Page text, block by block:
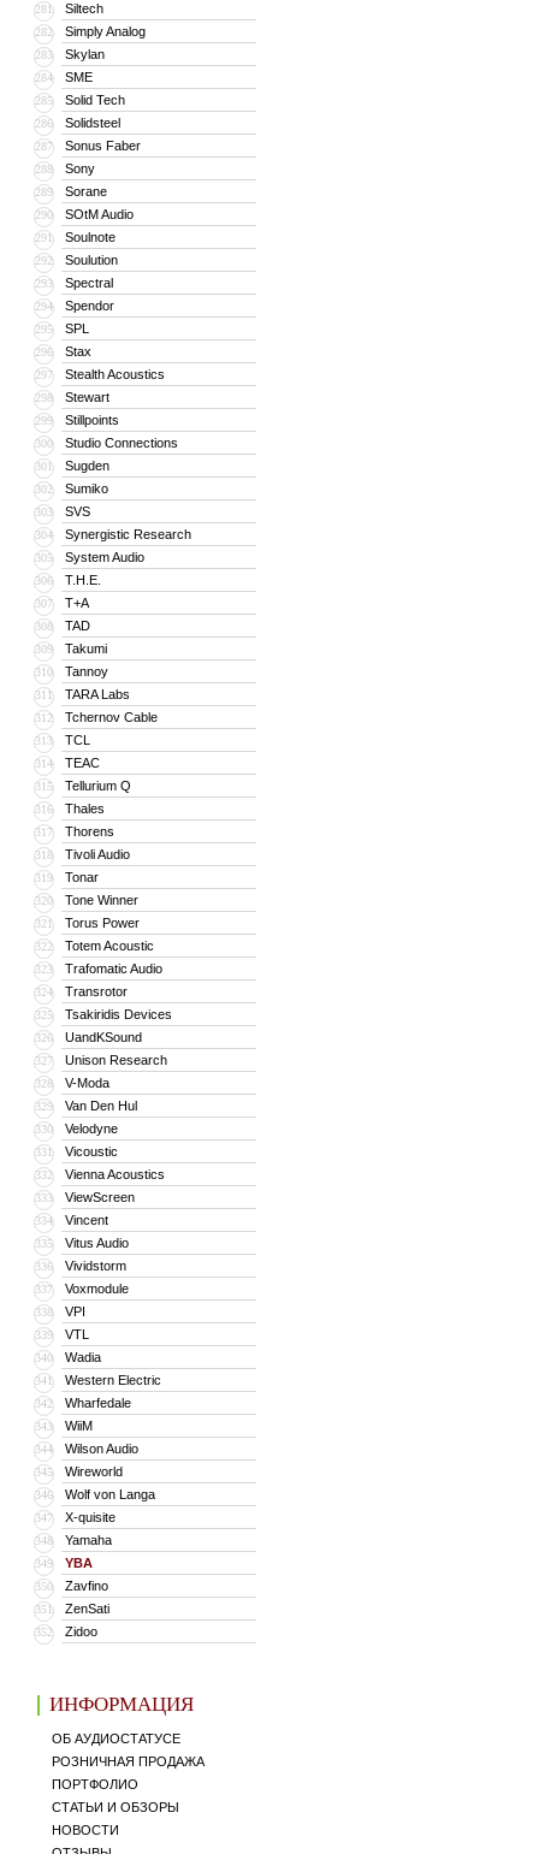
281 Siltech
282 Simply Analog
283 Skylan
284 SME
285 Solid Tech
286 Solidsteel
287 Sonus Faber
288 Sony
289 Sorane
290 SOtM Audio
291 Soulnote
292 Soulution
293 Spectral
294 Spendor
295 SPL
296 Stax
297 Stealth Acoustics
298 Stewart
299 Stillpoints
300 Studio Connections
301 Sugden
302 Sumiko
303 SVS
304 Synergistic Research
305 System Audio
306 T.H.E.
307 T+A
308 TAD
309 Takumi
310 Tannoy
311 TARA Labs
312 Tchernov Cable
313 TCL
314 TEAC
315 Tellurium Q
316 Thales
317 Thorens
318 Tivoli Audio
319 Tonar
320 Tone Winner
321 Torus Power
322 Totem Acoustic
323 Trafomatic Audio
324 Transrotor
325 Tsakiridis Devices
326 UandKSound
327 Unison Research
328 V-Moda
329 Van Den Hul
330 Velodyne
331 Vicoustic
332 Vienna Acoustics
333 ViewScreen
334 Vincent
335 Vitus Audio
336 Vividstorm
337 Voxmodule
338 VPI
339 VTL
340 Wadia
341 Western Electric
342 Wharfedale
343 WiiM
344 Wilson Audio
345 Wireworld
346 Wolf von Langa
347 X-quisite
348 Yamaha
349 YBA
350 Zavfino
351 ZenSati
352 Zidoo
ИНФОРМАЦИЯ
ОБ АУДИОСТАТУСЕ
РОЗНИЧНАЯ ПРОДАЖА
ПОРТФОЛИО
СТАТЬИ И ОБЗОРЫ
НОВОСТИ